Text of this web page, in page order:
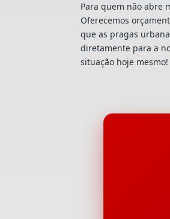
Para quem não abre
Oferecemos
que as pragas
diretamente para a
situação hoje mesmo!